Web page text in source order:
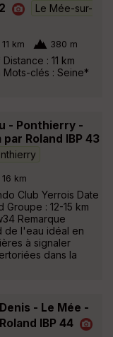
Le Mée-sur-
11 km 380 m
: 11 km
Mots-clés : Seine*
- Ponthierry -
Roland IBP 43
16 km
Club Yerrois Date
Groupe : 12-15 km
Remarque
de l'eau idéal en
à signaler
dans la
- Le Mée -
IBP 44